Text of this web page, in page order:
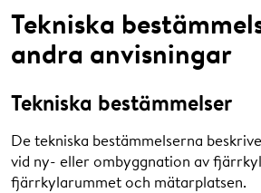
Tekniska
andra anvisningar
Tekniska bestämmelser
De tekniska bestämmelserna
vid ny- eller ombyggnation av
fjärrkylarummet och mätarplatsen.